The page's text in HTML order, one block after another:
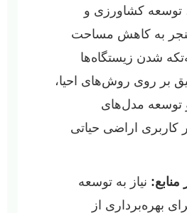
کشاورزی و
به کاهش مساحت
شدن زیستگاه‌ها
بر روی روش‌های احیا،
توسعه مدل‌های
کاربری اراضی حیاتی
منابع: نیاز به توسعه
بهره‌برداری از